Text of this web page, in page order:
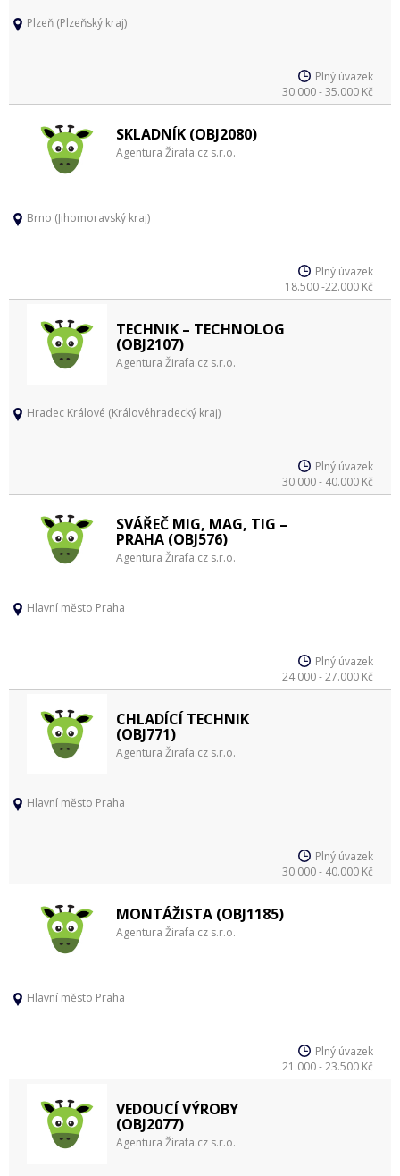
Plzeň (Plzeňský kraj)
Plný úvazek
30.000 - 35.000 Kč
SKLADNÍK (OBJ2080)
Agentura Žirafa.cz s.r.o.
Brno (Jihomoravský kraj)
Plný úvazek
18.500 -22.000 Kč
TECHNIK – TECHNOLOG
(OBJ2107)
Agentura Žirafa.cz s.r.o.
Hradec Králové (Královéhradecký kraj)
Plný úvazek
30.000 - 40.000 Kč
SVÁŘEČ MIG, MAG, TIG –
PRAHA (OBJ576)
Agentura Žirafa.cz s.r.o.
Hlavní město Praha
Plný úvazek
24.000 - 27.000 Kč
CHLADÍCÍ TECHNIK
(OBJ771)
Agentura Žirafa.cz s.r.o.
Hlavní město Praha
Plný úvazek
30.000 - 40.000 Kč
MONTÁŽISTA (OBJ1185)
Agentura Žirafa.cz s.r.o.
Hlavní město Praha
Plný úvazek
21.000 - 23.500 Kč
VEDOUCÍ VÝROBY
(OBJ2077)
Agentura Žirafa.cz s.r.o.